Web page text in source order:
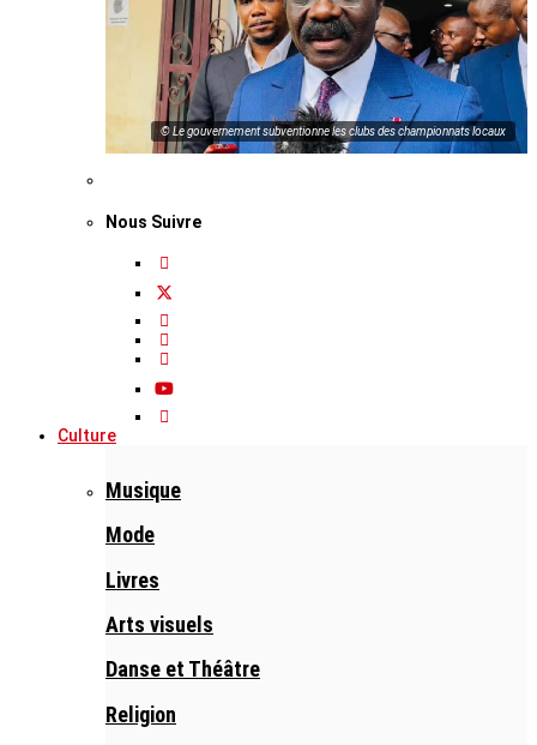
© Le gouvernement subventionne les clubs des championnats locaux
Nous Suivre
Culture
Musique
Mode
Livres
Arts visuels
Danse et Théâtre
Religion